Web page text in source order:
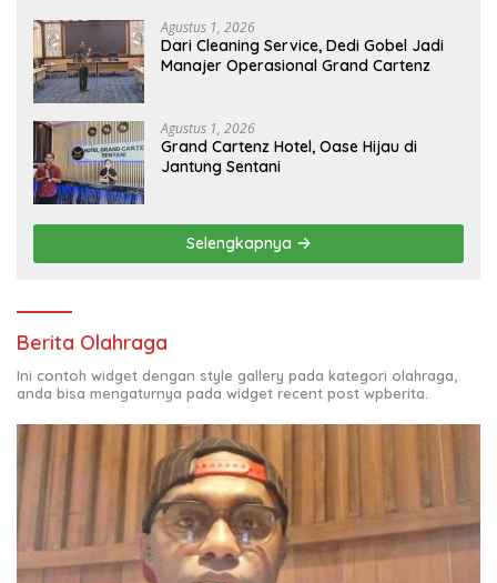
Agustus 1, 2026
Dari Cleaning Service, Dedi Gobel Jadi
Manajer Operasional Grand Cartenz
Agustus 1, 2026
Grand Cartenz Hotel, Oase Hijau di
Jantung Sentani
Selengkapnya
Berita Olahraga
Ini contoh widget dengan style gallery pada kategori olahraga,
anda bisa mengaturnya pada widget recent post wpberita.